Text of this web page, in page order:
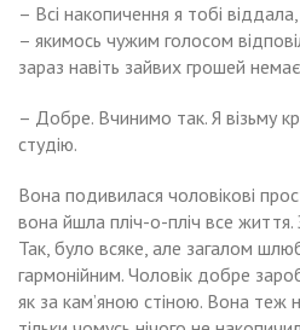
– Всі накопичення я тобі
– якимось чужим голосом
зараз навіть зайвих грошей
– Добре. Вчинимо так. Я візьму
студію.
Вона подивилася чоловікові
вона йшла пліч-о-пліч все
Так, було всяке, але загалом
гармонійним. Чоловік добре
як за кам’яною стіною. Вона теж